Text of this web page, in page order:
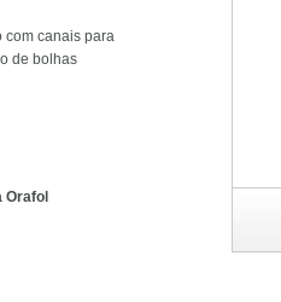
com canais para
de bolhas
Orafol